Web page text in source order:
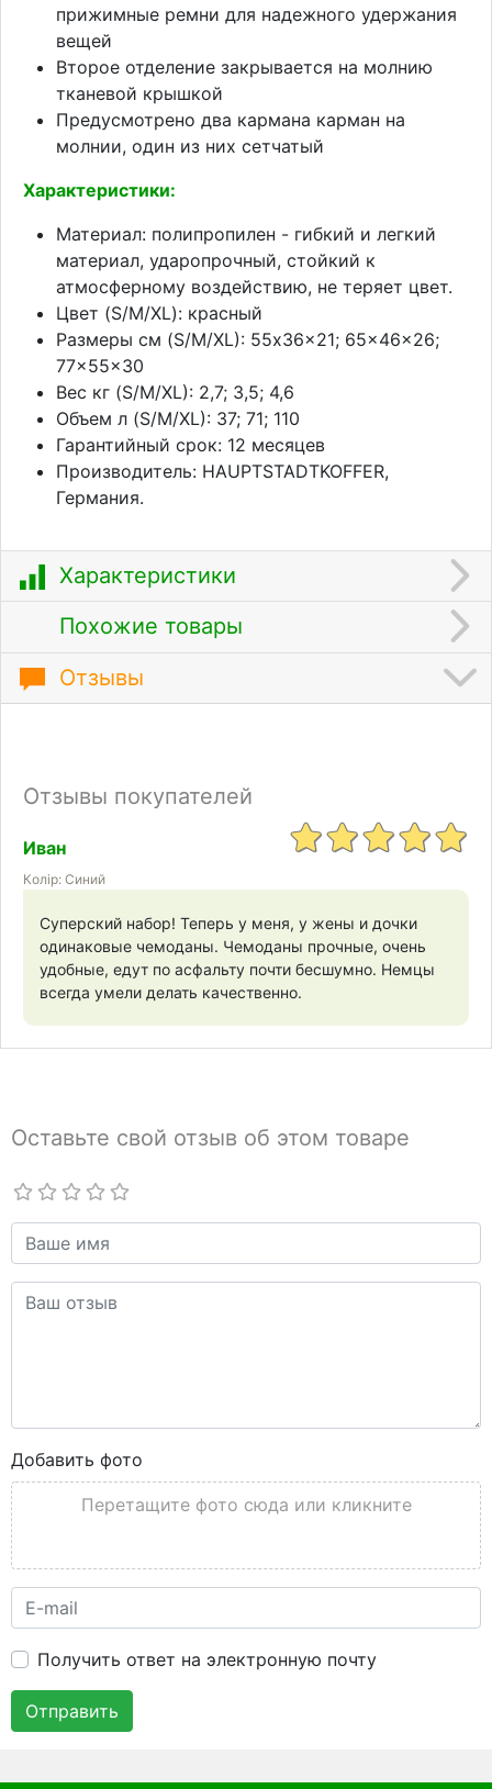
прижимные ремни для надежного удержания
вещей
Второе отделение закрывается на молнию
тканевой крышкой
Предусмотрено два кармана карман на
молнии, один из них сетчатый
Характеристики:
Материал: полипропилен - гибкий и легкий
материал, ударопрочный, стойкий к
атмосферному воздействию, не теряет цвет.
Цвет (S/M/XL): красный
Размеры см (S/M/XL): 55x36x21; 65x46x26;
77x55x30
Вес кг (S/M/XL): 2,7; 3,5; 4,6
Объем л (S/M/XL): 37; 71; 110
Гарантийный срок: 12 месяцев
Производитель: HAUPTSTADTKOFFER,
Германия.
Характеристики
Похожие товары
Отзывы
Отзывы покупателей
Иван
Колір: Синий
Суперский набор! Теперь у меня, у жены и дочки
одинаковые чемоданы. Чемоданы прочные, очень
удобные, едут по асфальту почти бесшумно. Немцы
всегда умели делать качественно.
Оставьте свой отзыв об этом товаре
Добавить фото
Перетащите фото сюда или кликните
Получить ответ на электронную почту
Отправить